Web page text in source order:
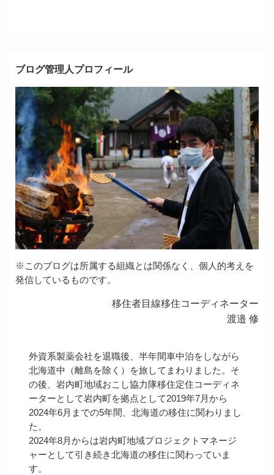
ブログ管理人プロフィール
※このブログは所属する組織とは関係なく、個人的考えを
発信しているものです。
移住者目線移住コーディネーター
渡邉 修
外資系製薬会社を退職後、半年間車中泊をしながら
北海道中（離島を除く）を旅してまわりました。そ
の後、岩内町地域おこし協力隊移住定住コーディネ
ーターとして岩内町を拠点として2019年7月から
2024年6月までの5年間、北海道の移住に関わりまし
た。
2024年8月からは岩内町地域プロジェクトマネージ
ャーとして引き続き北海道の移住に関わっていま
す。